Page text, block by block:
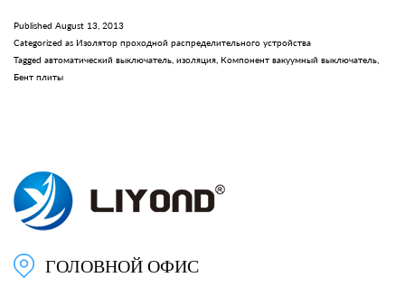
изоляции
Бент
Published August 13, 2013
Categorized as Изолятор проходной распределительного устройства
Tagged автоматический выключатель изоляция Компонент вакуумный выключатель
Бент плиты
ГОЛОВНОЙ ОФИС